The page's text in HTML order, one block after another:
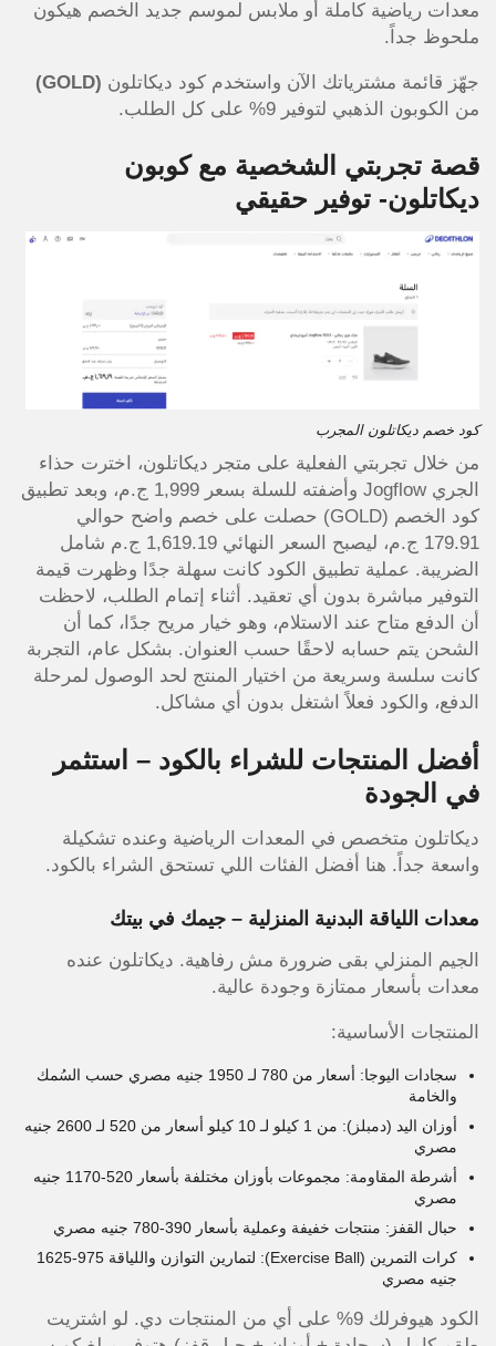
معدات رياضية كاملة أو ملابس لموسم جديد الخصم هيكون
ملحوظ جداً.
جهّز قائمة مشترياتك الآن واستخدم كود ديكاتلون (GOLD)
من الكوبون الذهبي لتوفير 9% على كل الطلب.
قصة تجربتي الشخصية مع كوبون
ديكاتلون- توفير حقيقي
كود خصم ديكاتلون المجرب
من خلال تجربتي الفعلية على متجر ديكاتلون، اخترت حذاء
الجري Jogflow وأضفته للسلة بسعر 1,999 ج.م، وبعد تطبيق
كود الخصم (GOLD) حصلت على خصم واضح حوالي
179.91 ج.م، ليصبح السعر النهائي 1,619.19 ج.م شامل
الضريبة. عملية تطبيق الكود كانت سهلة جدًا وظهرت قيمة
التوفير مباشرة بدون أي تعقيد. أثناء إتمام الطلب، لاحظت
أن الدفع متاح عند الاستلام، وهو خيار مريح جدًا، كما أن
الشحن يتم حسابه لاحقًا حسب العنوان. بشكل عام، التجربة
كانت سلسة وسريعة من اختيار المنتج لحد الوصول لمرحلة
الدفع، والكود فعلاً اشتغل بدون أي مشاكل.
أفضل المنتجات للشراء بالكود – استثمر
في الجودة
ديكاتلون متخصص في المعدات الرياضية وعنده تشكيلة
واسعة جداً. هنا أفضل الفئات اللي تستحق الشراء بالكود.
معدات اللياقة البدنية المنزلية – جيمك في بيتك
الجيم المنزلي بقى ضرورة مش رفاهية. ديكاتلون عنده
معدات بأسعار ممتازة وجودة عالية.
المنتجات الأساسية:
سجادات اليوجا: أسعار من 780 لـ 1950 جنيه مصري حسب السُمك
والخامة
أوزان اليد (دمبلز): من 1 كيلو لـ 10 كيلو أسعار من 520 لـ 2600 جنيه
مصري
أشرطة المقاومة: مجموعات بأوزان مختلفة بأسعار 520-1170 جنيه
مصري
حبال القفز: منتجات خفيفة وعملية بأسعار 390-780 جنيه مصري
كرات التمرين (Exercise Ball): لتمارين التوازن واللياقة 975-1625
جنيه مصري
الكود هيوفرلك 9% على أي من المنتجات دي. لو اشتريت